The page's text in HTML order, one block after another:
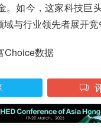
。如今，这家科技巨
与行业领先者展开竞
Choice数据
